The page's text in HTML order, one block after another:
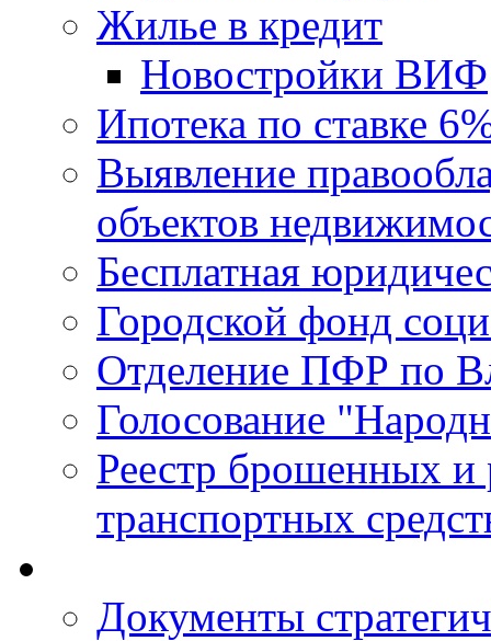
Жилье в кредит
Новостройки ВИФ
Ипотека по ставке
Выявление
объектов
Бесплатная
Городской фонд
Отделение ПФР по
Голосование
Реестр брошенных и
транспортных
Документы